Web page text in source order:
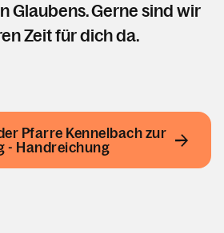
Glaubens. Gerne sind wir
Zeit für dich da.
Pfarre Kennelbach zur
- Handreichung